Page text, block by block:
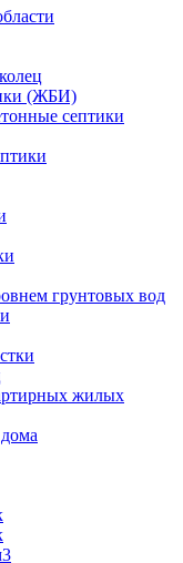
(ЖБИ)
септики
грунтовых вод
жилых